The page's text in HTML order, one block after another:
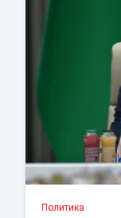
Политика